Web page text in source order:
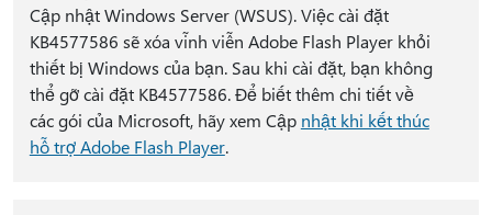
Cập nhật Windows Server (WSUS). Việc cài đặt
KB4577586 sẽ xóa vĩnh viễn Adobe Flash Player khỏi
thiết bị Windows của bạn. Sau khi cài đặt, bạn không
thể gỡ cài đặt KB4577586. Để biết thêm chi tiết về
các gói của Microsoft, hãy xem Cập nhật khi kết thúc
hỗ trợ Adobe Flash Player.